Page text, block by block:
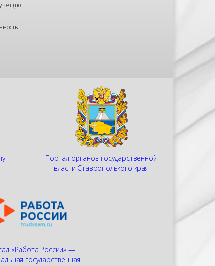
(по
Портал органов государственной
власти Ставрополького края
«Работа России» —
государственная